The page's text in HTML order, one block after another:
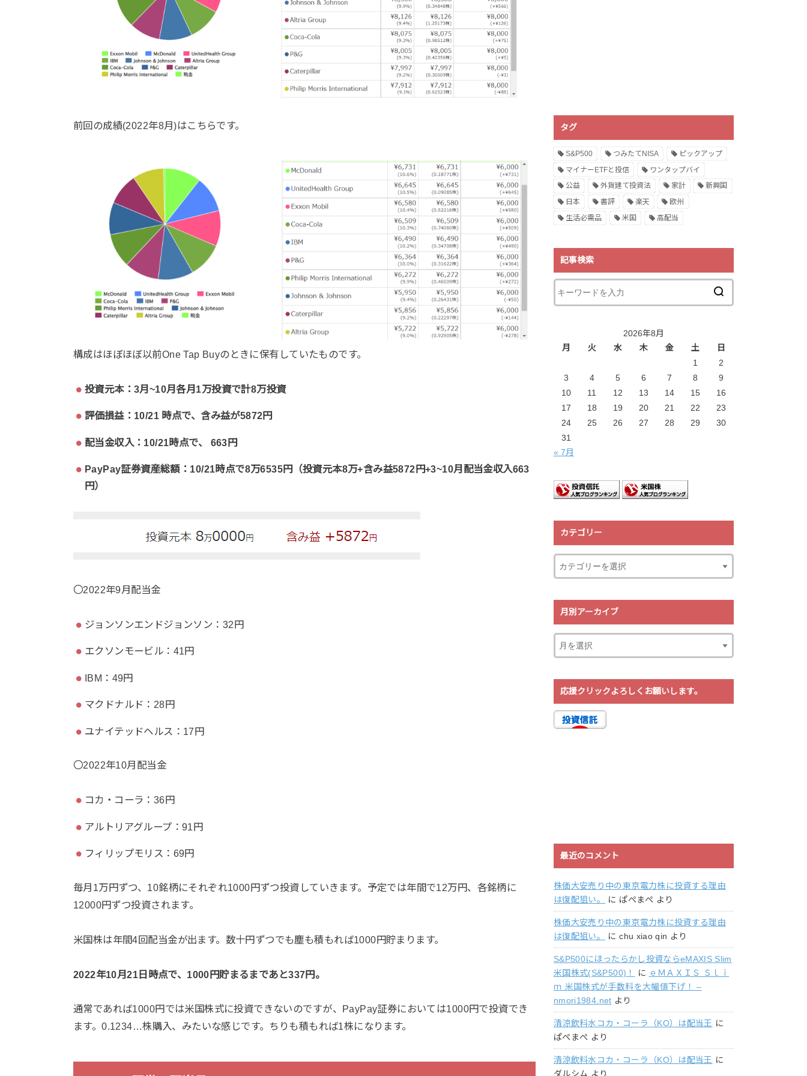
前回の成績(2022年8月)はこちらです。
構成はほぼほぼ以前One Tap Buyのときに保有していたものです。
投資元本：3月~10月各月1万投資で計8万投資
評価損益：10/21 時点で、含み益が5872円
配当金収入：10/21時点で、 663円
PayPay証券資産総額：10/21時点で8万6535円（投資元本8万+含み益5872円+3~10月配当金収入663
円）
〇2022年9月配当金
ジョンソンエンドジョンソン：32円
エクソンモービル：41円
IBM：49円
マクドナルド：28円
ユナイテッドヘルス：17円
〇2022年10月配当金
コカ・コーラ：36円
アルトリアグループ：91円
フィリップモリス：69円
毎月1万円ずつ、10銘柄にそれぞれ1000円ずつ投資していきます。予定では年間で12万円、各銘柄に
12000円ずつ投資されます。
米国株は年間4回配当金が出ます。数十円ずつでも塵も積もれば1000円貯まります。
2022年10月21日時点で、1000円貯まるまであと337円。
通常であれば1000円では米国株式に投資できないのですが、PayPay証券においては1000円で投資でき
ます。0.1234…株購入、みたいな感じです。ちりも積もれば1株になります。
タグ
S&P500 つみたてNISA
ピックアップ
マイナーETFと投信
ワンタップバイ
公益
外貨建て投資法 家計
新興国
日本
書評 楽天
欧州
生活必需品
米国 高配当
記事検索
2026年8月
月
火 水 木 金 土
日
1
2
3
4 5 6 7 8
9
10
11 12 13 14 15
16
17
18 19 20 21 22
23
24
25 26 27 28 29
30
31
« 7月
カテゴリー
月別アーカイブ
応援クリックよろしくお願いします。
最近のコメント
株価大安売り中の東京電力株に投資する理由
は復配狙い。
に ぱぺまぺ より
株価大安売り中の東京電力株に投資する理由
は復配狙い。
にchu xiao qin より
S&P500にほったらかし投資ならeMAXIS Slim
米国株式(S&P500)！
に ｅＭＡＸＩＳ Ｓｌｉ
ｍ 米国株式が手数料を大幅値下げ！ –
nmori1984.net より
清涼飲料水コカ・コーラ（KO）は配当王 に
ぱぺまぺ より
清涼飲料水コカ・コーラ（KO）は配当王 に
ダルシム より